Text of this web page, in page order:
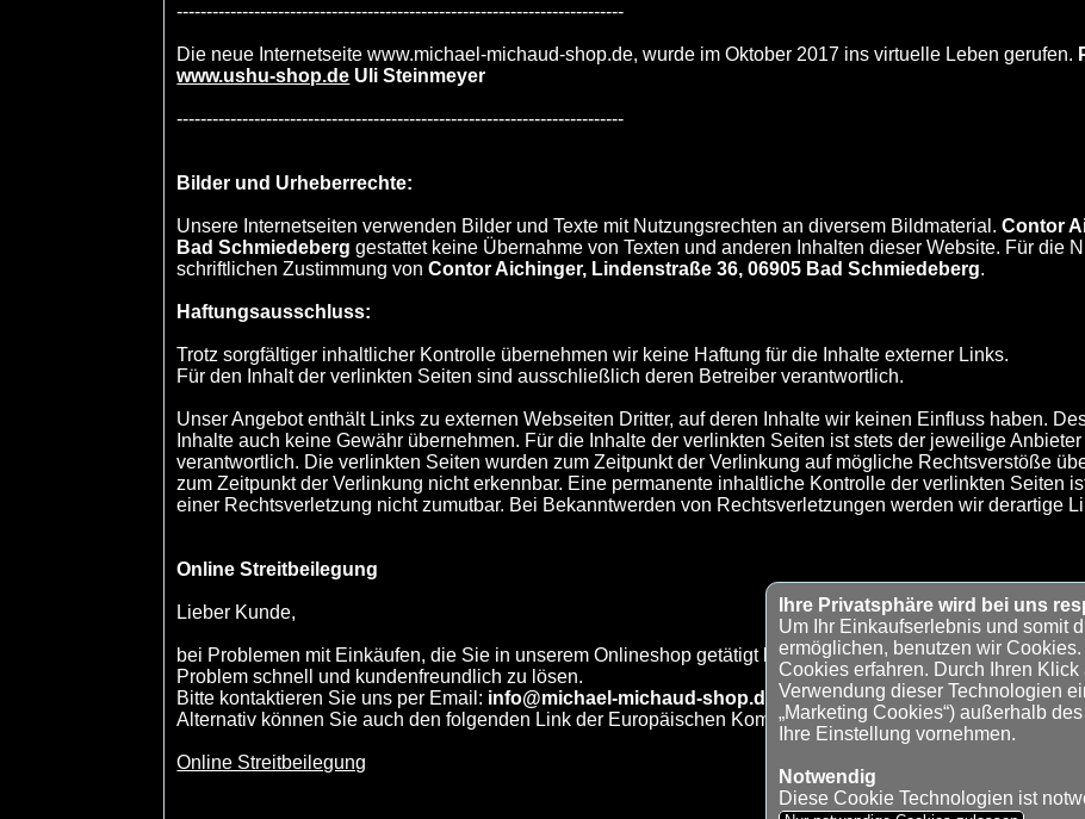
Ihre Privatsphäre wird bei uns
Um Ihr Einkaufserlebnis und somit
ermöglichen, benutzen wir
Cookies erfahren. Durch Ihren
Verwendung dieser Technologien
„Marketing Cookies“) außerhalb
Ihre Einstellung vornehmen.
Notwendig
Diese Cookie Technologien ist
---------------------------------------------------------------------------
Die neue Internetseite www.michael-michaud-shop.de, wurde im Oktober 2017 ins virtuelle Leben gerufen.
www.ushu-shop.de Uli Steinmeyer
---------------------------------------------------------------------------
Bilder und Urheberrechte:
Unsere Internetseiten verwenden Bilder und Texte mit Nutzungsrechten an diversem Bildmaterial.Contor
Bad Schmiedeberg gestattet keine Übernahme von Texten und anderen Inhalten dieser Website. Für die
schriftlichen Zustimmung vonContor Aichinger, Lindenstraße 36, 06905 Bad Schmiedeberg.
Haftungsausschluss:
Trotz sorgfältiger inhaltlicher Kontrolle übernehmen wir keine Haftung für die Inhalte externer Links.
Für den Inhalt der verlinkten Seiten sind ausschließlich deren Betreiber verantwortlich.
Unser Angebot enthält Links zu externen Webseiten Dritter, auf deren Inhalte wir keinen Einfluss haben.
Inhalte auch keine Gewähr übernehmen. Für die Inhalte der verlinkten Seiten ist stets der jeweilige
verantwortlich. Die verlinkten Seiten wurden zum Zeitpunkt der Verlinkung auf mögliche Rechtsverstöße
zum Zeitpunkt der Verlinkung nicht erkennbar. Eine permanente inhaltliche Kontrolle der verlinkten Seiten
einer Rechtsverletzung nicht zumutbar. Bei Bekanntwerden von Rechtsverletzungen werden wir derartige
Online Streitbeilegung
Lieber Kunde,
bei Problemen mit Einkäufen, die Sie in unserem Onlineshop getätigt haben, können Sie uns direkt
Problem schnell und kundenfreundlich zu lösen.
Bitte kontaktieren Sie uns per Email: info@michael-michaud-shop.de
Alternativ können Sie auch den folgenden Link der Europäischen Kommission anklicken um eine
Online Streitbeilegung